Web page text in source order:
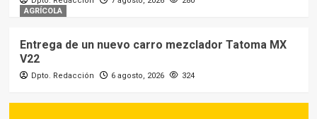
AGRÍCOLA
Entrega de un nuevo carro mezclador Tatoma MX
V22
Dpto. Redacción 6 agosto, 2026 324